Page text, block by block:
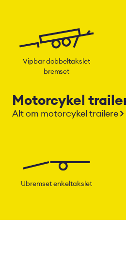
Vipbar dobbeltakslet
bremset
Motorcykel
Alt om motorcykel trailere
Ubremset enkeltakslet